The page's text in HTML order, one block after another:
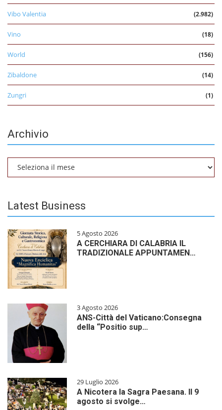
Vibo Valentia (2.982)
Vino (18)
World (156)
Zibaldone (14)
Zungri (1)
Archivio
Archivio
Latest Business
5 Agosto 2026
A CERCHIARA DI CALABRIA IL
TRADIZIONALE APPUNTAMEN…
3 Agosto 2026
ANS-Città del Vaticano:Consegna
della “Positio sup…
29 Luglio 2026
A Nicotera la Sagra Paesana. Il 9
agosto si svolge…